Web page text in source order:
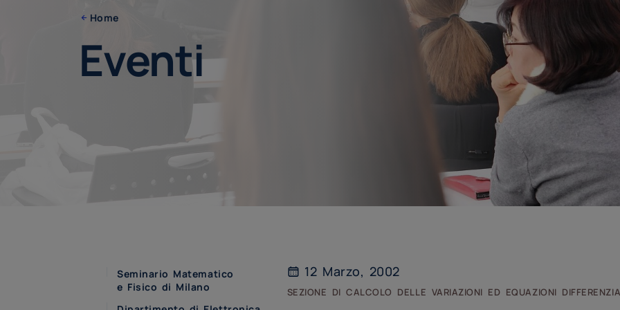
Home
Eventi
Seminario Matematico
e Fisico di Milano
12 Marzo, 2002
sezione di calcolo delle variazioni ed equazioni